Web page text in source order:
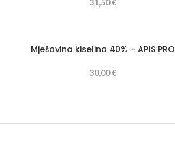
31,50€
Mješavina kiselina 40% – APIS PRO
30,00€